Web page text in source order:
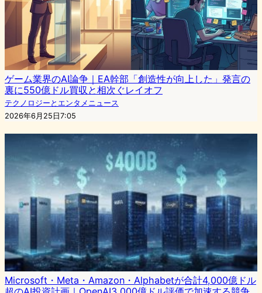
ゲーム業界のAI論争｜EA幹部「創造性が向上した」発言の
裏に550億ドル買収と相次ぐレイオフ
テクノロジーとエンタメニュース
2026年6月25日7:05
Microsoft・Meta・Amazon・Alphabetが合計4,000億ドル